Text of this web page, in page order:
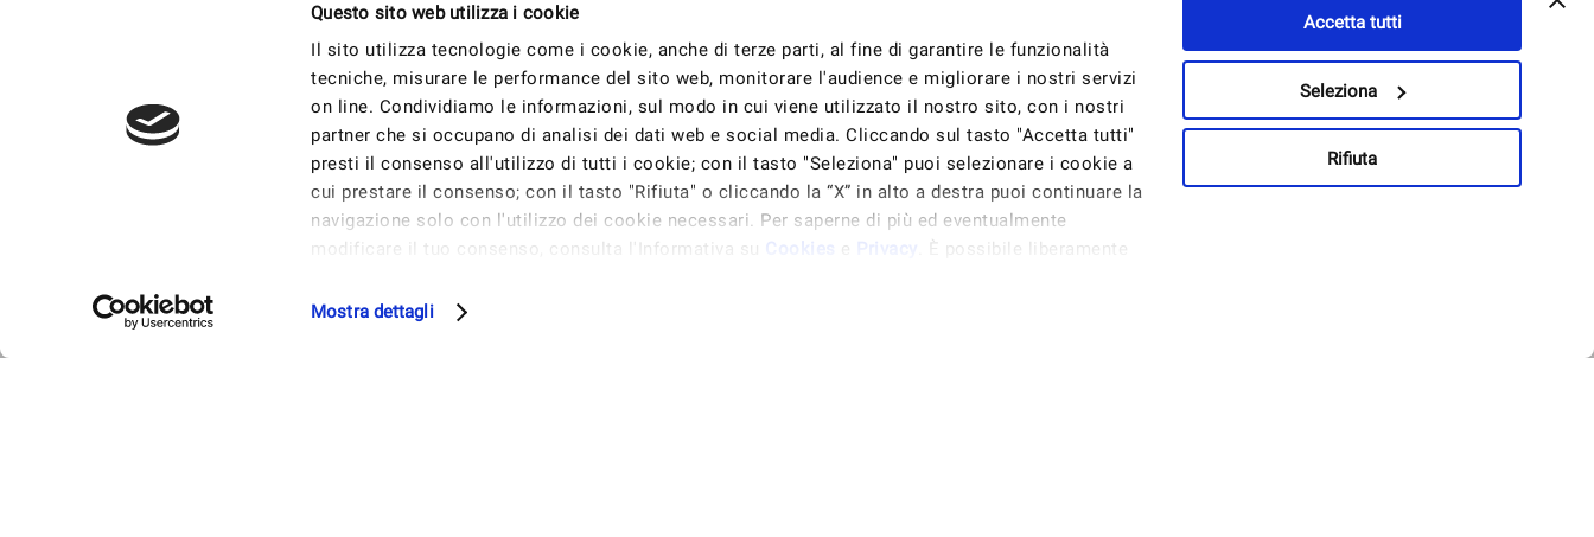
Questo sito web utilizza i cookie
Il sito utilizza tecnologie come i cookie, anche di terze parti, al fine di garantire le funzionalità
tecniche, misurare le performance del sito web, monitorare l'audience e migliorare i nostri servizi
on line. Condividiamo le informazioni, sul modo in cui viene utilizzato il nostro sito, con i nostri
partner che si occupano di analisi dei dati web e social media. Cliccando sul tasto "Accetta tutti"
presti il consenso all'utilizzo di tutti i cookie; con il tasto "Seleziona" puoi selezionare i cookie a
cui prestare il consenso; con il tasto "Rifiuta" o cliccando la “X” in alto a destra puoi continuare la
navigazione solo con l'utilizzo dei cookie necessari. Per saperne di più ed eventualmente
modificare il tuo consenso, consulta l'Informativa su
Cookies e Privacy
. È possibile liberamente
Mostra Dettagli.
Mostra dettagli
Accetta tutti
Seleziona
Rifiuta